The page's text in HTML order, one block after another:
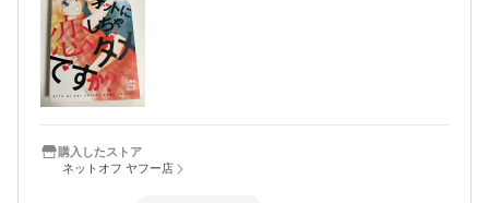
購入したストア
ネットオフ ヤフー店